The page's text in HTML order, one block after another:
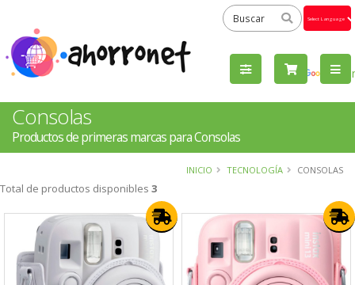
by
Consolas
Productos de primeras marcas para Consolas
INICIO TECNOLOGÍA CONSOLAS
Total de productos disponibles 3